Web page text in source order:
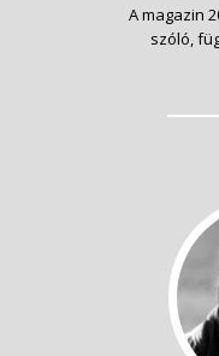
A magazin
szóló,